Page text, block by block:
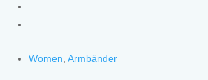
Women ,Armbänder